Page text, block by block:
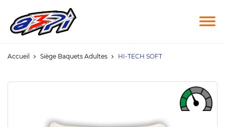
Accueil Siège Baquets Adultes HI-TECH SOFT